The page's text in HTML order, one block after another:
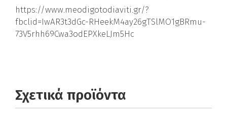
https://www.meodigotodiaviti.gr/?
fbclid=IwAR3t3dGc-RHeekM4ay26gTSlMO1gBRmu-
73V5rhh69Cwa3odEPXkeLJm5Hc
Σχετικά προϊόντα